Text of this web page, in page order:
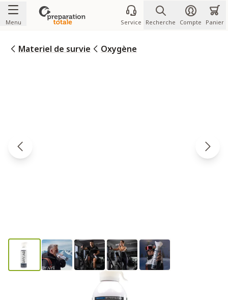
Allez au contenu
Menu Service Recherche Compte Panier
Materiel de survie Oxygène
Evolve Oxygen 22L